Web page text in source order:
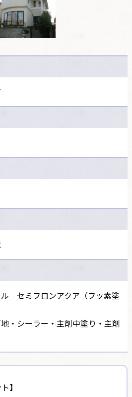
セミフロンアクア（フッ素塗
・シーラー・主剤中塗り・主剤
】